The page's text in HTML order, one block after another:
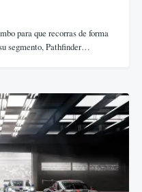
para que recorras de forma
segmento, Pathfinder…